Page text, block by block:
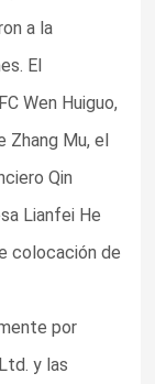
a la
El
Wen Huiguo,
Mu, el
Qin
Lianfei He
colocación de
por
y las